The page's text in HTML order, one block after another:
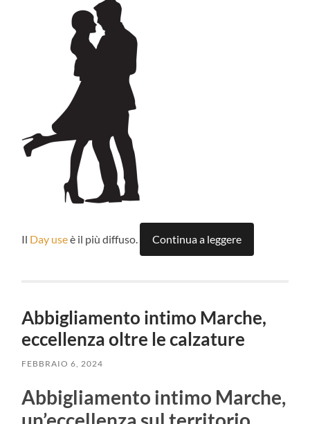
Il Day useè il più diffuso. Continua a leggere
Abbigliamento intimo Marche,
eccellenza oltre le calzature
FEBBRAIO 6, 2024
Abbigliamento intimo Marche,